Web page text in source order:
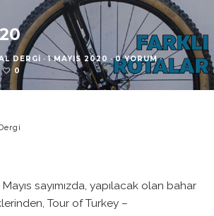
DERGI · 1 MAYIS 2020 · 0 YORUM ·
0
sayımızda, yapılacak olan bahar
Tour of Turkey –